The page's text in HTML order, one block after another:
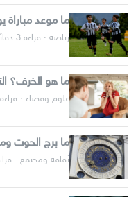
ما موعد مباراة
رياضة · قراءة 3 دقائق
ما هو الخرف؟
علوم وفضاء · قراءة 2 دقائق
ما برج الحوت
ثقافة ومجتمع · قراءة 3